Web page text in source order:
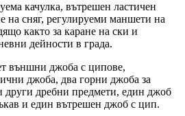
качулка, вътрешен ластичен
на сняг, регулируеми маншети на
както за каране на ски и
дейности в града.
външни джоба с ципове,
джоба, два горни джоба за
други дребни предмети, един джоб
и един вътрешен джоб с цип.